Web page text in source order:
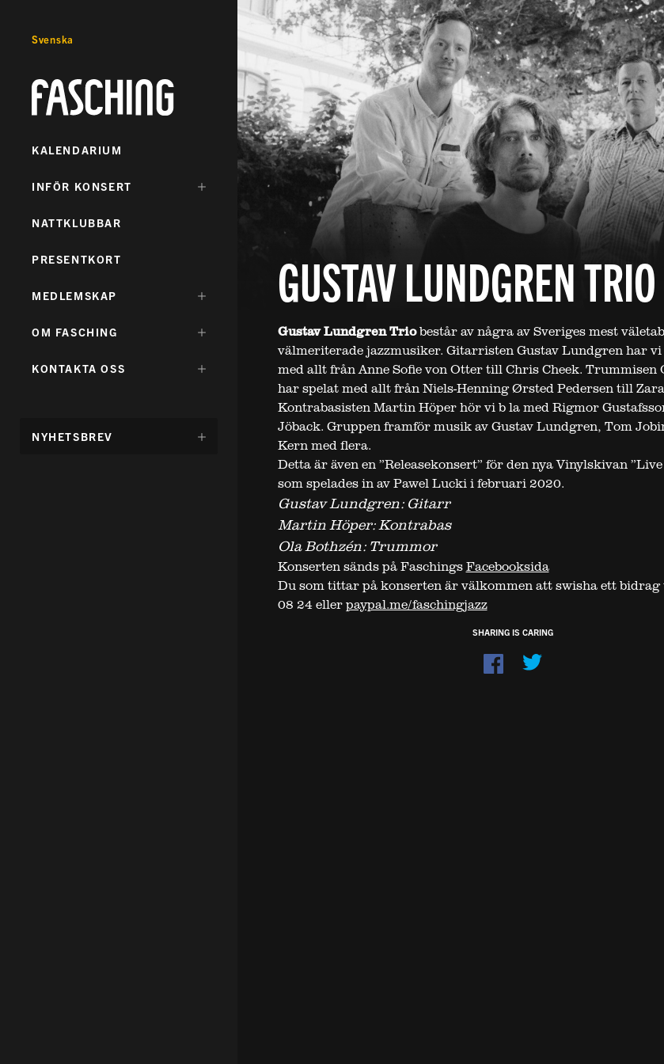
Svenska
Fasching
KALENDARIUM
DÖLJ
INFÖR KONSERT
NATTKLUBBAR
PRESENTKORT
DÖLJ
MEDLEMSKAP
DÖLJ
OM FASCHING
DÖLJ
KONTAKTA OSS
DÖLJ
NYHETSBREV
GUSTAV LUNDGREN TRIO
Gustav Lundgren Triobestår av några av Sveriges mest
välmeriterade jazzmusiker. Gitarristen Gustav Lundgren har
med allt från Anne Sofie von Otter till Chris Cheek. Trummisen
har spelat med allt från Niels-Henning Ørsted Pedersen till
Kontrabasisten Martin Höper hör vi b la med Rigmor
Jöback. Gruppen framför musik av Gustav Lundgren, Tom
Kern med flera.
Detta är även en ”Releasekonsert” för den nya Vinylskivan
som spelades in av Pawel Lucki i februari 2020.
Gustav Lundgren: Gitarr
Martin Höper: Kontrabas
Ola Bothzén: Trummor
Konserten sänds på FaschingsFacebooksida
Du som tittar på konserten är välkommen att swisha ett
08 24 ellerpaypal.me/faschingjazz
SHARING IS CARING
Dela